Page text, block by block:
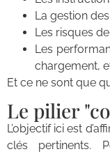
La gestion
Les risques
Les
chargement,
Et ce ne sont que
Le pilier
L’objectif ici est
clés pertinents.